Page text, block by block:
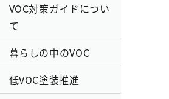
VOC対策ガイドについ
て
暮らしの中のVOC
低VOC塗装推進